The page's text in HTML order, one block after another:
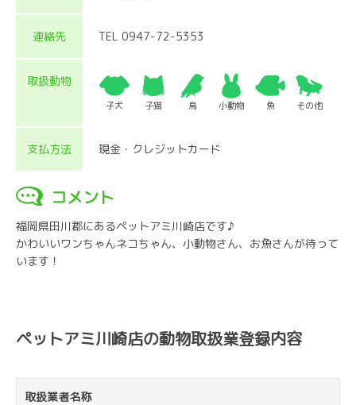
連絡先 TEL 0947-72-5353
取扱動物
子犬 子猫 鳥 小動物 魚 その他
支払方法 現金・クレジットカード
コメント
福岡県田川郡にあるペットアミ川崎店です♪
かわいいワンちゃんネコちゃん、小動物さん、お魚さんが待って
います！
ペットアミ川崎店の動物取扱業登録内容
取扱業者名称